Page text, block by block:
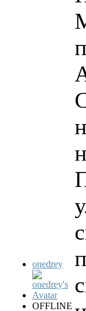
onedrey
OFFLINE